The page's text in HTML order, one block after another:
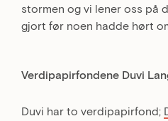
stormen og vi lener oss på
gjort før noen hadde hørt
Verdipapirfondene Duvi
Duvi har to verdipapirfond;